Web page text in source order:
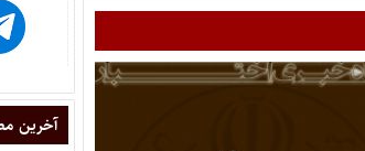
آخرین